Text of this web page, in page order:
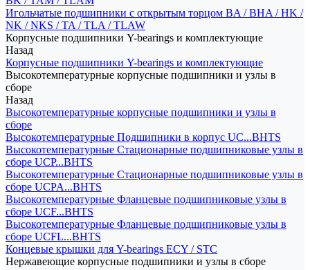
Игольчатые подшипники с открытым торцом BA / BHA / HK /
NK / NKS / TA / TLA / TLAW
Корпусные подшипники Y-bearings и комплектующие
Назад
Корпусные подшипники Y-bearings и комплектующие
Высокотемпературные корпусные подшипники и узлы в
сборе
Назад
Высокотемпературные корпусные подшипники и узлы в
сборе
Высокотемпературные Подшипники в корпус UC...BHTS
Высокотемпературные Стационарные подшипниковые узлы в
сборе UCP...BHTS
Высокотемпературные Стационарные подшипниковые узлы в
сборе UCPA...BHTS
Высокотемпературные Фланцевые подшипниковые узлы в
сборе UCF...BHTS
Высокотемпературные Фланцевые подшипниковые узлы в
сборе UCFL...BHTS
Концевые крышки для Y-bearings ECY / STC
Нержавеющие корпусные подшипники и узлы в сборе